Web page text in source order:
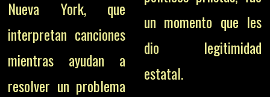
Nueva York, que
interpretan canciones
mientras ayudan a
resolver un problema
un momento que les
dio legitimidad
estatal.